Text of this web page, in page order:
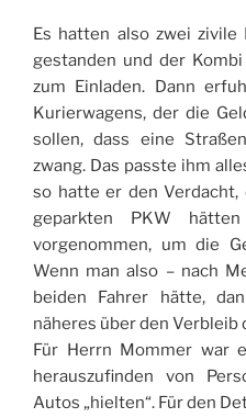
Es hatten also zwei
gestanden und der
zum Einladen. Dann
Kurierwagens, der die
sollen, dass eine
zwang. Das passte ihm
so hatte er den
geparkten PKW
vorgenommen, um die
Wenn man also – nach
beiden Fahrer hätte,
näheres über den Verbleib
Für Herrn Mommer war
herauszufinden von
Autos „hielten“. Für den